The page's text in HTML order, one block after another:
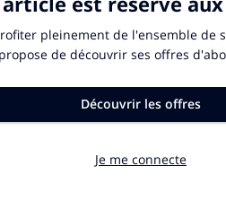
la partie émergée de
C’est ce que Razorfish a
: 6 textuelles et 6
les positionner sur une échelle
Claude (Anthropic), Copilot